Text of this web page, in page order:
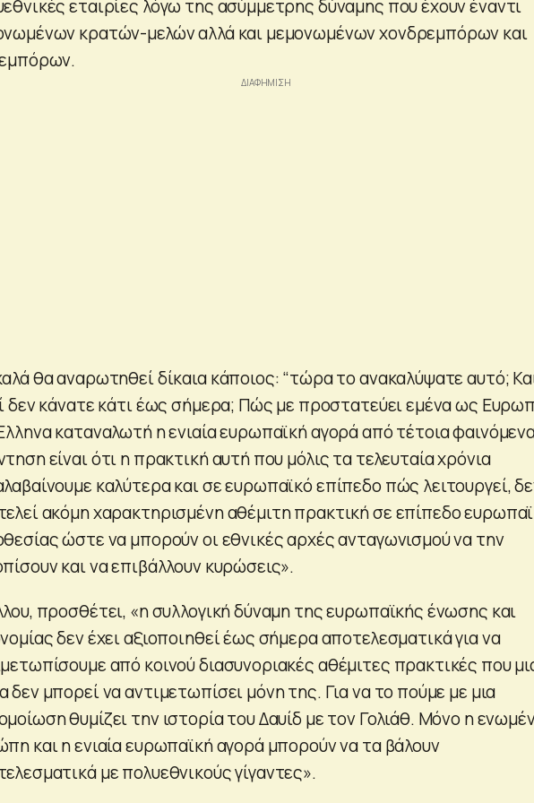
εταιρίες λόγω της ασύμμετρης δύναμης που έχουν έναντι
κρατών-μελών αλλά και μεμονωμένων χονδρεμπόρων και
θα αναρωτηθεί δίκαια κάποιος: “τώρα το ανακαλύψατε αυτό;
δεν κάνατε κάτι έως σήμερα; Πώς με προστατεύει εμένα ως
καταναλωτή η ενιαία ευρωπαϊκή αγορά από τέτοια
είναι ότι η πρακτική αυτή που μόλις τα τελευταία χρόνια
καλύτερα και σε ευρωπαϊκό επίπεδο πώς λειτουργεί,
ακόμη χαρακτηρισμένη αθέμιτη πρακτική σε επίπεδο
ώστε να μπορούν οι εθνικές αρχές ανταγωνισμού να την
και να επιβάλλουν κυρώσεις».
προσθέτει, «η συλλογική δύναμη της ευρωπαϊκής ένωσης και
δεν έχει αξιοποιηθεί έως σήμερα αποτελεσματικά για να
από κοινού διασυνοριακές αθέμιτες πρακτικές που
δεν μπορεί να αντιμετωπίσει μόνη της. Για να το πούμε με μια
θυμίζει την ιστορία του Δαυίδ με τον Γολιάθ. Μόνο η
και η ενιαία ευρωπαϊκή αγορά μπορούν να τα βάλουν
με πολυεθνικούς γίγαντες».